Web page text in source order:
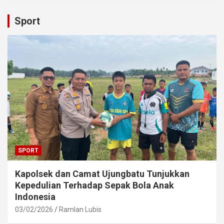
Sport
SPORT
Kapolsek dan Camat Ujungbatu Tunjukkan
Kepedulian Terhadap Sepak Bola Anak
Indonesia
03/02/2026 Ramlan Lubis